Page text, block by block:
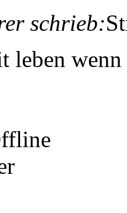
schrieb:
leben